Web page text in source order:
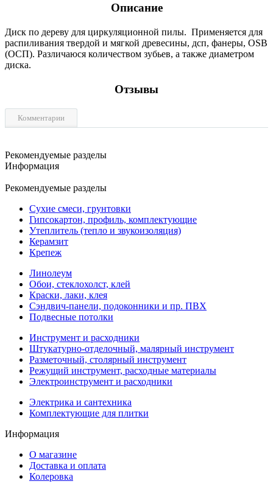
Описание
Диск по дереву для циркуляционной пилы. Применяется для
распиливания твердой и мягкой древесины, дсп, фанеры, OSB
(ОСП). Различаюся количеством зубьев, а также диаметром
диска.
Отзывы
Комментарии
Рекомендуемые разделы
Информация
Рекомендуемые разделы
Сухие смеси, грунтовки
Гипсокартон, профиль, комплектующие
Утеплитель (тепло и звукоизоляция)
Керамзит
Крепеж
Линолеум
Обои, стеклохолст, клей
Краски, лаки, клея
Сэндвич-панели, подоконники и пр. ПВХ
Подвесные потолки
Инструмент и расходники
Штукатурно-отделочный, малярный инструмент
Разметочный, столярный инструмент
Режущий инструмент, расходные материалы
Электроинструмент и расходники
Электрика и сантехника
Комплектующие для плитки
Информация
О магазине
Доставка и оплата
Колеровка